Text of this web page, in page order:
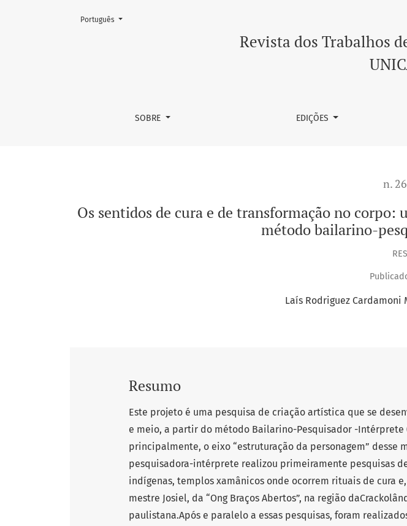
Os sentidos de cura e de transformação no corpo: uma pesquisa no
Revista dos Trabalhos
SOBRE EDIÇÕES
Mudar o idioma. O atual é:
Português
n.
Os sentidos de cura e de transformação no
método bailarino-
Laís Rodriguez Cardamoni
Resumo
Este projeto é uma pesquisa de criação artística que se
e meio, a partir do método Bailarino-Pesquisador -Intérprete
principalmente, o eixo “estruturação da personagem” desse
pesquisadora-intérprete realizou primeiramente pesquisas
indígenas, templos xamânicos onde ocorrem rituais de cura
mestre Josiel, da “Ong Braços Abertos”, na região
paulistana.Após e paralelo a essas pesquisas, foram